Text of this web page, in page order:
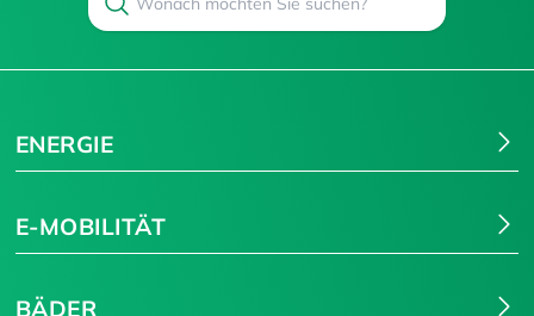
ENERGIE
E-MOBILITÄT
BÄDER